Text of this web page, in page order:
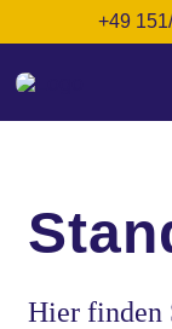
springen
+49
Hier finden